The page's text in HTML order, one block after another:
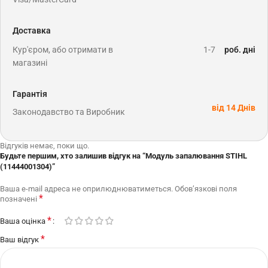
Доставка
Кур'єром, або отримати в
магазині
1-7 роб. дні
Гарантія
Законодавство та Виробник
від 14 Днів
Відгуків немає, поки що.
Будьте першим, хто залишив відгук на “Модуль запалювання STIHL
(11444001304)”
Ваша e-mail адреса не оприлюднюватиметься. Обов’язкові поля
позначені *
Ваша оцінка *
Ваш відгук *